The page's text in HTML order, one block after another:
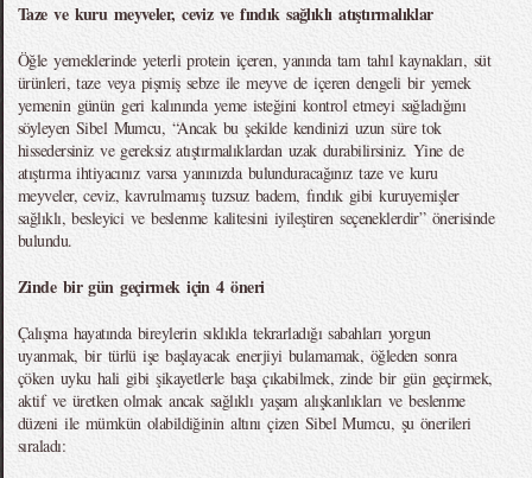
Taze ve kuru meyveler, ceviz ve fındık sağlıklı atıştırmalıklar
Öğle yemeklerinde yeterli protein içeren, yanında tam tahıl kaynakları, süt
ürünleri, taze veya pişmiş sebze ile meyve de içeren dengeli bir yemek
yemenin günün geri kalınında yeme isteğini kontrol etmeyi sağladığını
söyleyen Sibel Mumcu, “Ancak bu şekilde kendinizi uzun süre tok
hissedersiniz ve gereksiz atıştırmalıklardan uzak durabilirsiniz. Yine de
atıştırma ihtiyacınız varsa yanınızda bulunduracağınız taze ve kuru
meyveler, ceviz, kavrulmamış tuzsuz badem, fındık gibi kuruyemişler
sağlıklı, besleyici ve beslenme kalitesini iyileştiren seçeneklerdir” önerisinde
bulundu.
Zinde bir gün geçirmek için 4 öneri
Çalışma hayatında bireylerin sıklıkla tekrarladığı sabahları yorgun
uyanmak, bir türlü işe başlayacak enerjiyi bulamamak, öğleden sonra
çöken uyku hali gibi şikayetlerle başa çıkabilmek, zinde bir gün geçirmek,
aktif ve üretken olmak ancak sağlıklı yaşam alışkanlıkları ve beslenme
düzeni ile mümkün olabildiğinin altını çizen Sibel Mumcu, şu önerileri
sıraladı: